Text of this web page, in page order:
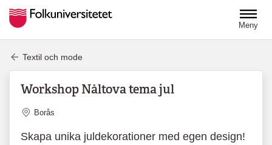
Meny
Textil och mode
Workshop Nåltova tema jul
Plats
Borås
Skapa unika juldekorationer med egen design!